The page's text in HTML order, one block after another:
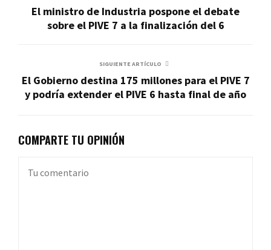
El ministro de Industria pospone el debate
sobre el PIVE 7 a la finalización del 6
SIGUIENTE ARTÍCULO
El Gobierno destina 175 millones para el PIVE 7
y podría extender el PIVE 6 hasta final de año
COMPARTE TU OPINIÓN